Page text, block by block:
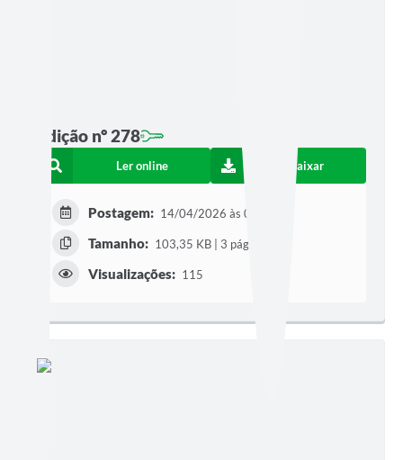
Edição nº 278
Ler online Baixar
Postagem: 14/04/2026 às 09h03
Tamanho: 103,35 KB | 3 páginas
Visualizações: 115